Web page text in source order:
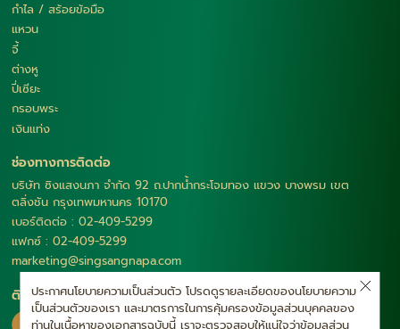
กำไล / สร้อยข้อมือ
แหวน
จี้
ต่างหู
ปี่เซียะ
กรอบพระ
เงินแท่ง
ช่องทางการติดต่อ
บริษัท ซิงแสงนภา จำกัด 92 ถ.ปากน้ำกระโจมทอง แขวง บางพรม เขต
ตลิ่งชัน กรุงเทพมหานคร 10170
เบอร์ติดต่อ : 02-409-5299
แฟกซ์ : 02-409-5299
marketing@singsangnapa.com
ติดตามเรา
ประกาศนโยบายความเป็นส่วนตัว โปรดดูรายละเอียดของนโยบายความ
เป็นส่วนตัวของเรา และมาตรการในการคุ้มครองข้อมูลส่วนบุคคลของ
ท่านในเนื้อหาของเอกสารฉบับนี้ เราจะตรวจสอบให้แน่ใจว่าข้อมูลส่วน